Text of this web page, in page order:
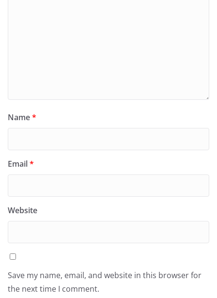
Name*
Email*
Website
Save my name, email, and website in this browser for
the next time I comment.